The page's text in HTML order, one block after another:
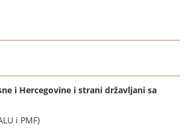
i Hercegovine i strani državljani sa
i PMF)